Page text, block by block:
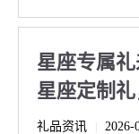
星座专属
星座定制
礼品资讯 2026-